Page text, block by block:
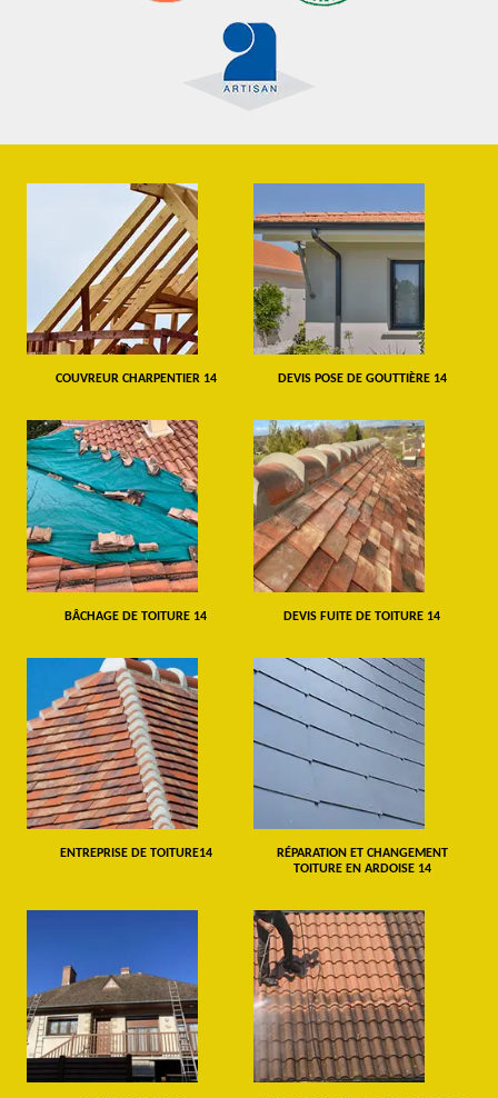
COUVREUR CHARPENTIER 14 DEVIS POSE DE GOUTTIÈRE 14
BÂCHAGE DE TOITURE 14 DEVIS FUITE DE TOITURE 14
ENTREPRISE DE TOITURE14
RÉPARATION ET CHANGEMENT
TOITURE EN ARDOISE 14